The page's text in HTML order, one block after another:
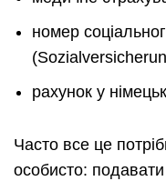
номер
рахунок у
Часто все це
особисто: